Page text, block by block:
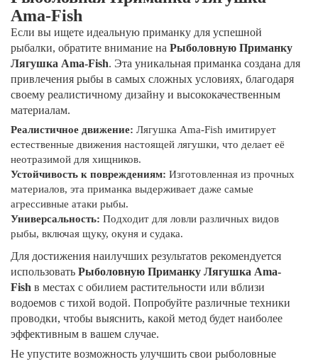
Ama-Fish
Если вы ищете идеальную приманку для успешной
рыбалки, обратите внимание на Рыболовную Приманку
Лягушка Ama-Fish. Эта уникальная приманка создана для
привлечения рыбы в самых сложных условиях, благодаря
своему реалистичному дизайну и высококачественным
материалам.
Реалистичное движение: Лягушка Ama-Fish имитирует
естественные движения настоящей лягушки, что делает её
неотразимой для хищников.
Устойчивость к повреждениям: Изготовленная из прочных
материалов, эта приманка выдерживает даже самые
агрессивные атаки рыбы.
Универсальность: Подходит для ловли различных видов
рыбы, включая щуку, окуня и судака.
Для достижения наилучших результатов рекомендуется
использовать Рыболовную Приманку Лягушка Ama-
Fish в местах с обилием растительности или вблизи
водоемов с тихой водой. Попробуйте различные техники
проводки, чтобы выяснить, какой метод будет наиболее
эффективным в вашем случае.
Не упустите возможность улучшить свои рыболовные